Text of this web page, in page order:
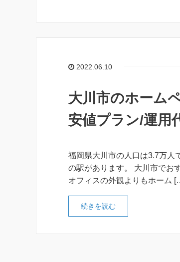
2022.06.10
大川市のホーム
安値プラン/運用
福岡県大川市の人口は3.7万人
の駅があります。 大川市でお
オフィスの外観よりもホーム
続きを読む